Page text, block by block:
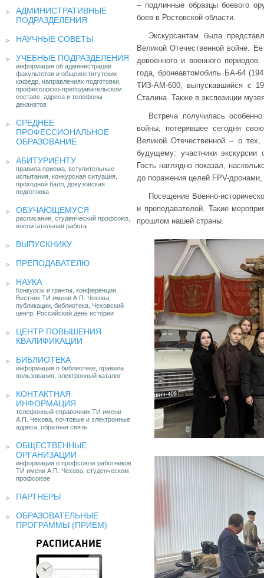
АДМИНИСТРАТИВНЫЕ
ПОДРАЗДЕЛЕНИЯ
НАУЧНЫЕ СОВЕТЫ
УЧЕБНЫЕ ПОДРАЗДЕЛЕНИЯ
информация об администрации
факультетов и общеинститутских
кафедр, направлениях подготовки,
профессорско-преподавательском
составе, адреса и телефоны
деканатов
СРЕДНЕЕ
ПРОФЕССИОНАЛЬНОЕ
ОБРАЗОВАНИЕ
АБИТУРИЕНТУ
правила приема, вступительные
испытания, конкурсная ситуация,
проходной балл, довузовская
подготовка
ОБУЧАЮЩЕМУСЯ
расписание, студенческий профсоюз,
воспитательная работа
ВЫПУСКНИКУ
ПРЕПОДАВАТЕЛЮ
НАУКА
Конкурсы и гранты, конференции,
Вестник ТИ имени А.П. Чехова,
публикации, библиотека, Чеховский
центр, Российский день истории
ЦЕНТР ПОВЫШЕНИЯ
КВАЛИФИКАЦИИ
БИБЛИОТЕКА
информация о библиотеке, правила
пользования, электронный каталог
КОНТАКТНАЯ
ИНФОРМАЦИЯ
телефонный справочник ТИ имени
А.П. Чехова, почтовые и электронные
адреса, обратная связь
ОБЩЕСТВЕННЫЕ
ОРГАНИЗАЦИИ
информация о профсоюзе работников
ТИ имени А.П. Чехова, студенческом
профсоюзе
ПАРТНЕРЫ
ОБРАЗОВАТЕЛЬНЫЕ
ПРОГРАММЫ (ПРИЕМ)
РАСПИСАНИЕ
– подлинные образцы боевого
боев в Ростовской области.
Экскурсантам была
Великой Отечественной войне.
довоенного и военного
года, бронеавтомобиль БА-64
ТИЗ-АМ-600, выпускавшийся с
Сталина. Также в экспозиции
Встреча получилась
войны, потерявшее сегодня
Великой Отечественной – о
будущему: участники экскурсии
Гость наглядно показал,
до поражения целей FPV-дронами,
Посещение Военно-
и преподавателей. Такие
прошлом нашей страны.